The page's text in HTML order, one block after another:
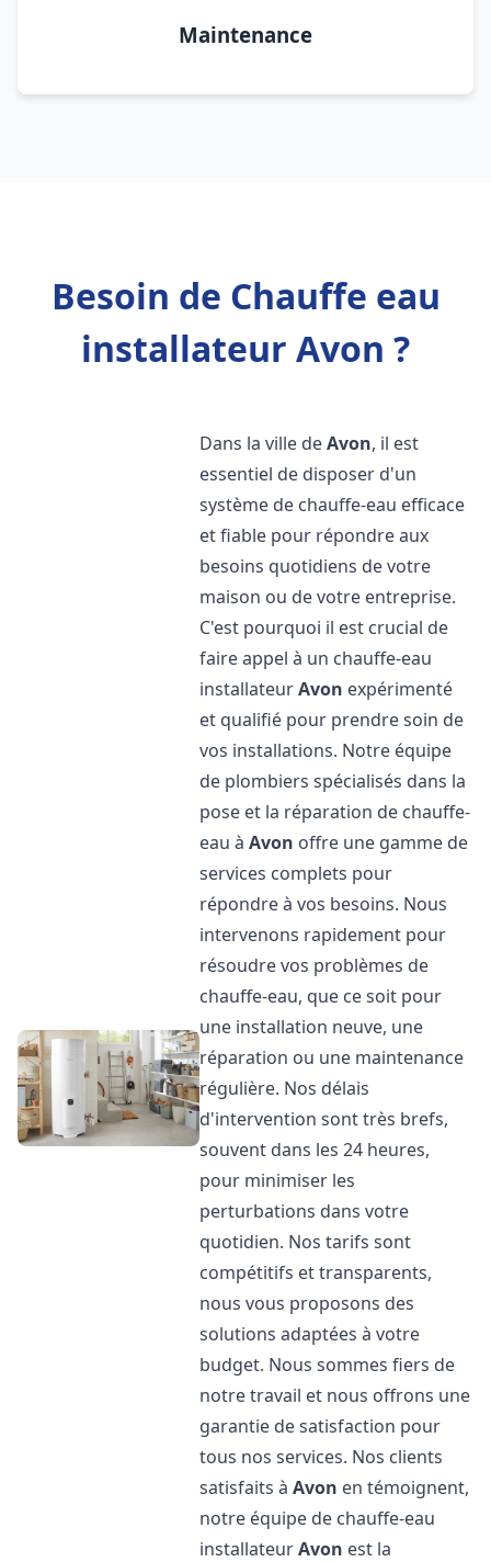
Maintenance
Besoin de Chauffe eau
installateur Avon ?
Dans la ville deAvon, il est
essentiel de disposer d'un
système de chauffe-eau efficace
et fiable pour répondre aux
besoins quotidiens de votre
maison ou de votre entreprise.
C'est pourquoi il est crucial de
faire appel à un chauffe-eau
installateurAvon expérimenté
et qualifié pour prendre soin de
vos installations. Notre équipe
de plombiers spécialisés dans la
pose et la réparation de chauffe-
eau àAvon offre une gamme de
services complets pour
répondre à vos besoins. Nous
intervenons rapidement pour
résoudre vos problèmes de
chauffe-eau, que ce soit pour
une installation neuve, une
réparation ou une maintenance
régulière. Nos délais
d'intervention sont très brefs,
souvent dans les 24 heures,
pour minimiser les
perturbations dans votre
quotidien. Nos tarifs sont
compétitifs et transparents,
nous vous proposons des
solutions adaptées à votre
budget. Nous sommes fiers de
notre travail et nous offrons une
garantie de satisfaction pour
tous nos services. Nos clients
satisfaits àAvon en témoignent,
notre équipe de chauffe-eau
installateurAvon est la